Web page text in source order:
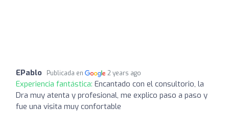
EPablo Publicada en 2 years ago
Experiencia fantástica: Encantado con el consultorio, la
Dra muy atenta y profesional, me explico paso a paso y
fue una visita muy confortable